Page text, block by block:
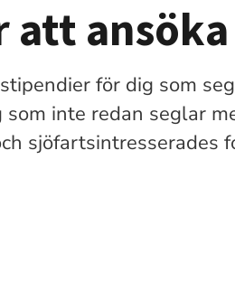
att ansöka
för dig som
som inte redan seglar
sjöfartsintresserades